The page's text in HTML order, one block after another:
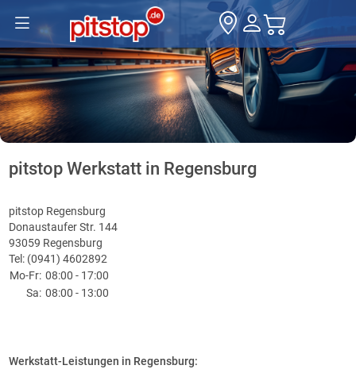
pitstop Werkstatt in Regensburg
pitstop Regensburg
Donaustaufer Str. 144
93059 Regensburg
Tel: (0941) 4602892
Mo-Fr: 08:00 - 17:00
Sa: 08:00 - 13:00
Werkstatt-Leistungen in Regensburg: